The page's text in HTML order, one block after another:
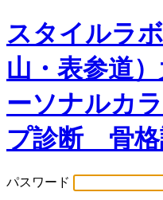
スタイルラ
山・表参道
ーソナルカ
プ診断 骨格
パスワード